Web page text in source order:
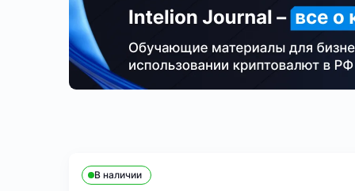
Canaan
Innosilicon
Готовый
Готовый
Готовый
В наличии